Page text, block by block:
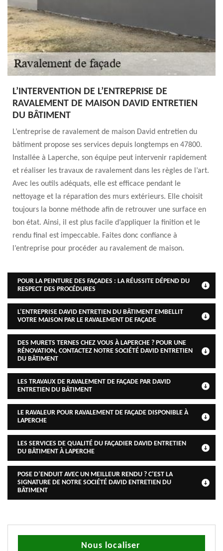
L’INTERVENTION DE L’ENTREPRISE DE
RAVALEMENT DE MAISON DAVID ENTRETIEN
DU BÂTIMENT
L’entreprise de ravalement de maison David entretien du
bâtiment propose ses services depuis longtemps en 47800.
Installée à Laperche, son équipe peut intervenir rapidement
et réaliser les travaux de ravalement dans les règles de l’art.
Avec les outils adéquats, elle est efficace pendant le
nettoyage et la réparation des murs extérieurs. Elle choisit
toujours la bonne méthode afin de retrouver une surface en
bon état. Ainsi, il est plus facile d’appliquer la finition et le
rendu final est impeccable. Faites donc confiance à
l’entreprise pour procéder au ravalement de maison.
POUR LA PEINTURE DES FAÇADES : LA RÉUSSITE DÉPEND DU
RESPECT DES PROCÉDURES
L’ENTREPRISE DAVID ENTRETIEN DU BÂTIMENT EMBELLIT
VOTRE MAISON PAR LE RAVALEMENT DE FAÇADE
DES MURETS TERNES CHEZ VOUS À LAPERCHE ? POUR UNE
RÉNOVATION, CONTACTEZ NOTRE SOCIÉTÉ DAVID ENTRETIEN
DU BÂTIMENT
LES TRAVAUX DE RAVALEMENT DE FAÇADE PAR DAVID
ENTRETIEN DU BÂTIMENT
LE RAVALEUR POUR RAVALEMENT DE FAÇADE DISPONIBLE À
LAPERCHE
LES SERVICES DE QUALITÉ DU FAÇADIER DAVID ENTRETIEN
DU BÂTIMENT À LAPERCHE
POSE D’ENDUIT AVEC UN MEILLEUR RENDU ? C’EST LA
SIGNATURE DE NOTRE SOCIÉTÉ DAVID ENTRETIEN DU
BÂTIMENT
Nous localiser